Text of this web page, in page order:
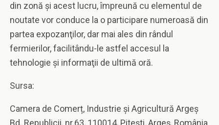
din zonă şi acest lucru, împreună cu elementul de
noutate vor conduce la o participare numeroasă din
partea expozanţilor, dar mai ales din rândul
fermierilor, facilitându-le astfel accesul la
tehnologie şi informaţii de ultimă oră.
Sursa:
Camera de Comerț, Industrie și Agricultură Argeș
Bd. Republicii, nr.63, 110014, Pitești, Argeș, România